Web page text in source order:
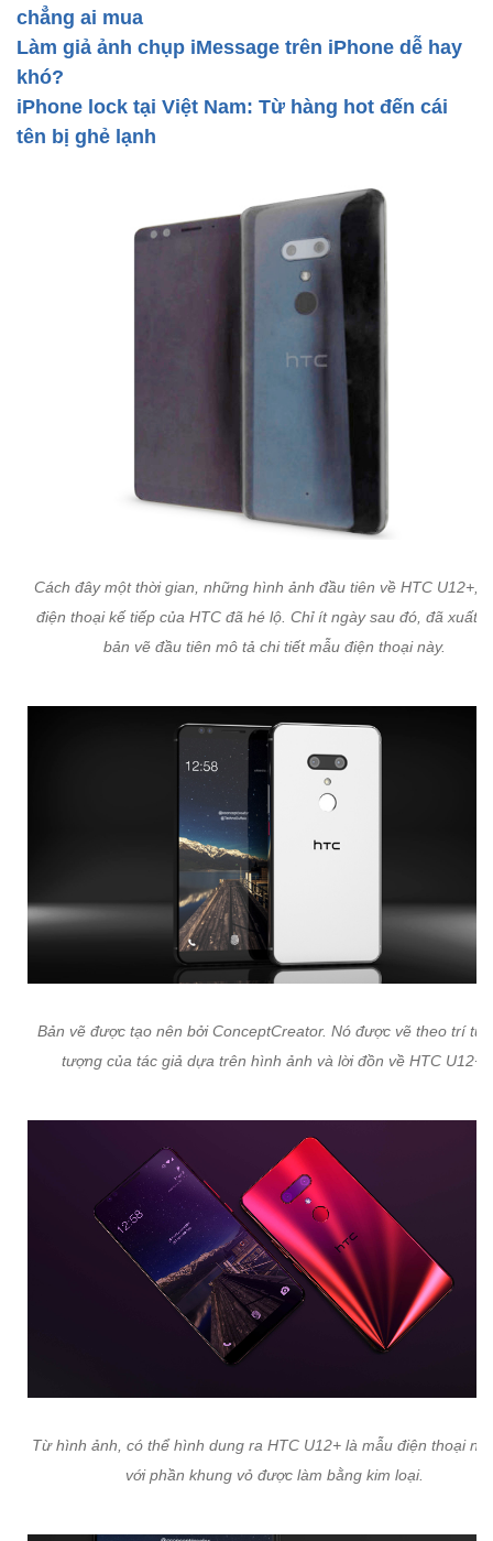
chẳng ai mua
Làm giả ảnh chụp iMessage trên iPhone dễ hay
khó?
iPhone lock tại Việt Nam: Từ hàng hot đến cái
tên bị ghẻ lạnh
Cách đây một thời gian, những hình ảnh đầu tiên về HTC U12+,
điện thoại kế tiếp của HTC đã hé lộ. Chỉ ít ngày sau đó, đã xuất
bản vẽ đầu tiên mô tả chi tiết mẫu điện thoại này.
Bản vẽ được tạo nên bởi ConceptCreator. Nó được vẽ theo trí
tượng của tác giả dựa trên hình ảnh và lời đồn về HTC U12+.
Từ hình ảnh, có thể hình dung ra HTC U12+ là mẫu điện thoại
với phần khung vỏ được làm bằng kim loại.